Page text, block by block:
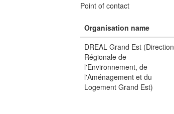
Point of contact
Organisation name
DREAL Grand Est (Direction
Régionale de
l'Environnement, de
l'Aménagement et du
Logement Grand Est)